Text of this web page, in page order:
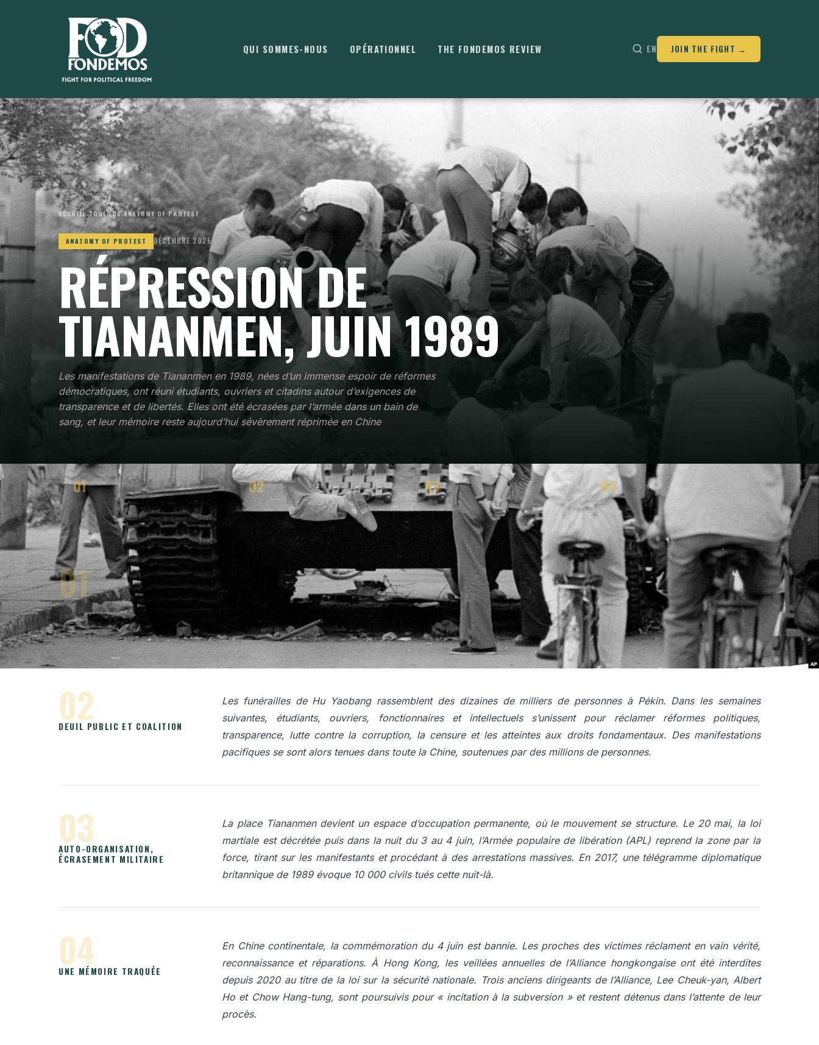
QUI SOMMES-NOUS OPÉRATIONNEL THE FONDEMOS REVIEW EN JOIN THE FIGHT →
K
ACCUEIL›TOOLBOX›ANATOMY OF PROTEST
ANATOMY OF PROTEST DÉCEMBRE 2025
RÉPRESSION DE
TIANANMEN, JUIN 1989
Les manifestations de Tiananmen en 1989, nées d’un immense espoir de réformes
démocratiques, ont réuni étudiants, ouvriers et citadins autour d’exigences de
transparence et de libertés. Elles ont été écrasées par l’armée dans un bain de
sang, et leur mémoire reste aujourd’hui sévèrement réprimée en Chine
01
CONTEXTE
Quand et où la méthode est apparue
02
STRATÉGIE
Comment la méthode fonctionne
03
RÉSULTAT
Effets immédiats et politiques
04
BILAN CRITIQUE
3 forces · 3 limites
01
OUVERTURE ÉCONOMIQUE,
VERROU POLITIQUE
Après la mort de Mao Zedong, le dirigeant réformateur Deng Xiaoping lance des réformes de marché et une
ouverture limitée, nourrissant l’espoir de changements politiques parmi les étudiants et les citadins. L’éviction en 1987
de Hu Yaobang, ancien secrétaire général plus libéral, est perçue comme un signal de fermeture du régime : sa mort
en avril 1989 cristallise les tensions et contribue au déclenchement de larges manifestations.
02
DEUIL PUBLIC ET COALITION
Les funérailles de Hu Yaobang rassemblent des dizaines de milliers de personnes à Pékin. Dans les semaines
suivantes, étudiants, ouvriers, fonctionnaires et intellectuels s’unissent pour réclamer réformes politiques,
transparence, lutte contre la corruption, la censure et les atteintes aux droits fondamentaux. Des manifestations
pacifiques se sont alors tenues dans toute la Chine, soutenues par des millions de personnes.
03
AUTO-ORGANISATION,
ÉCRASEMENT MILITAIRE
La place Tiananmen devient un espace d’occupation permanente, où le mouvement se structure. Le 20 mai, la loi
martiale est décrétée puis dans la nuit du 3 au 4 juin, l’Armée populaire de libération (APL) reprend la zone par la
force, tirant sur les manifestants et procédant à des arrestations massives. En 2017, une télégramme diplomatique
britannique de 1989 évoque 10 000 civils tués cette nuit-là.
04
UNE MÉMOIRE TRAQUÉE
En Chine continentale, la commémoration du 4 juin est bannie. Les proches des victimes réclament en vain vérité,
reconnaissance et réparations. À Hong Kong, les veillées annuelles de l’Alliance hongkongaise ont été interdites
depuis 2020 au titre de la loi sur la sécurité nationale. Trois anciens dirigeants de l’Alliance, Lee Cheuk-yan, Albert
Ho et Chow Hang-tung, sont poursuivis pour « incitation à la subversion» et restent détenus dans l’attente de leur
procès.